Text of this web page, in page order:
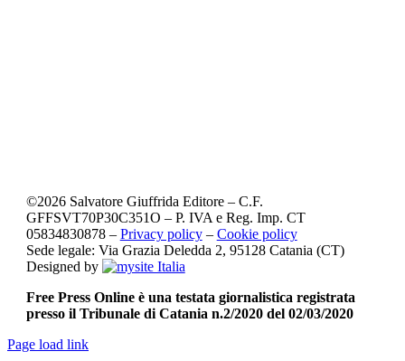
©2026Salvatore Giuffrida Editore – C.F.
GFFSVT70P30C351O – P. IVA e Reg. Imp. CT
05834830878 – Privacy policy– Cookie policy
Sede legale: Via Grazia Deledda 2, 95128 Catania (CT)
Designed by
Free Press Online è una testata giornalistica registrata
presso il Tribunale di Catania n.2/2020 del 02/03/2020
Page load link